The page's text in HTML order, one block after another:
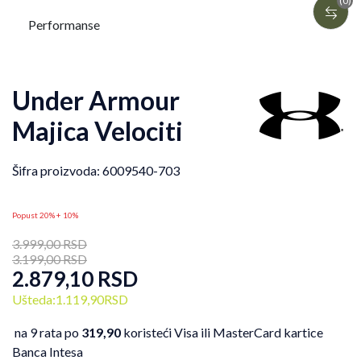
Performanse
Under Armour
Majica Velociti
Šifra proizvoda: 6009540-703
Popust 20% + 10%
3.999,00RSD
3.199,00RSD
2.879,10 RSD
Ušteda:1.119,90RSD
na 9 rata po 319,90 koristeći Visa ili MasterCard kartice
Banca Intesa